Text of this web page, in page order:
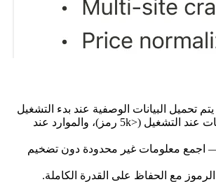
تحميل البيانات الوصفية عند بدء التشغيل
(~100 رمز)، والتعليمات عند التشغيل (<5k رمز)، والموارد عند
اجمع معلومات غير محدودة دون تضخيم
مع الحفاظ على القدرة الكاملة.